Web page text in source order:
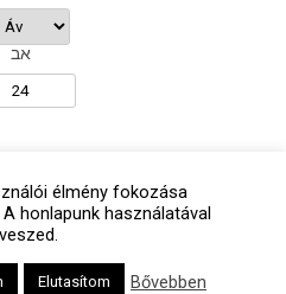
אב
élmény fokozása
honlapunk használatával
Elutasítom Bővebben